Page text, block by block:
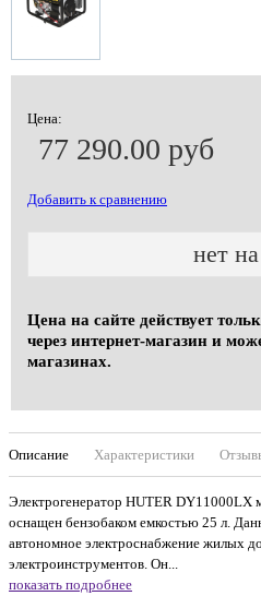
Цена:
77 290.00 руб
Добавить к сравнению
нет
Цена на сайте действует
через интернет-магазин и
магазинах.
Описание Характеристики
Электрогенератор HUTER
оснащен бензобаком емкостью 25 л.
автономное электроснабжение жилых
электроинструментов. Он...
показать подробнее